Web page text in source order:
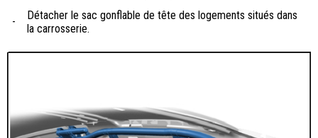
-
Détacher le sac gonflable de tête des logements situés dans
la carrosserie.